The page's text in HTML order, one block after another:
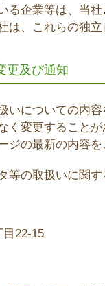
る企業等は、当
は、これらの独
更及び通知
いについての内
く変更すること
ジの最新の内容を
等の取扱いに関
22-15